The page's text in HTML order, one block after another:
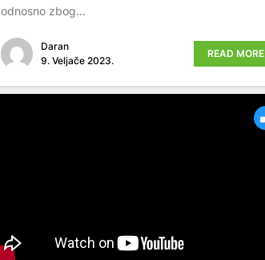
odnosno zbog...
Daran
9. Veljače 2023.
READ MORE